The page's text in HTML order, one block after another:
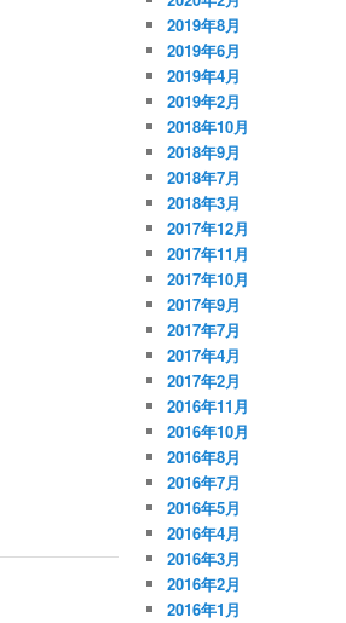
2019年8月
2019年6月
2019年4月
2019年2月
2018年10月
2018年9月
2018年7月
2018年3月
2017年12月
2017年11月
2017年10月
2017年9月
2017年7月
2017年4月
2017年2月
2016年11月
2016年10月
2016年8月
2016年7月
2016年5月
2016年4月
2016年3月
2016年2月
2016年1月